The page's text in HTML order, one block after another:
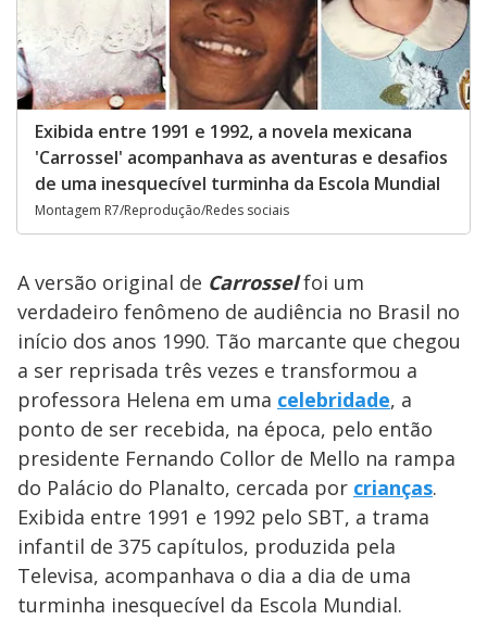
Exibida entre 1991 e 1992, a novela mexicana
'Carrossel' acompanhava as aventuras e desafios
de uma inesquecível turminha da Escola Mundial
Montagem R7/Reprodução/Redes sociais
A versão original de Carrosselfoi um
verdadeiro fenômeno de audiência no Brasil no
início dos anos 1990. Tão marcante que chegou
a ser reprisada três vezes e transformou a
professora Helena em uma celebridade, a
ponto de ser recebida, na época, pelo então
presidente Fernando Collor de Mello na rampa
do Palácio do Planalto, cercada por crianças.
Exibida entre 1991 e 1992 pelo SBT, a trama
infantil de 375 capítulos, produzida pela
Televisa, acompanhava o dia a dia de uma
turminha inesquecível da Escola Mundial.